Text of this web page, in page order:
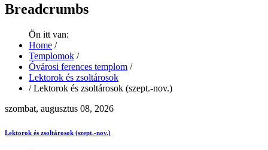
Breadcrumbs
Ön itt van:
Home /
Templomok /
Óvárosi ferences templom /
Lektorok és zsoltárosok
/ Lektorok és zsoltárosok (szept.-nov.)
szombat, augusztus 08, 2026
Lektorok és zsoltárosok (szept.-nov.)